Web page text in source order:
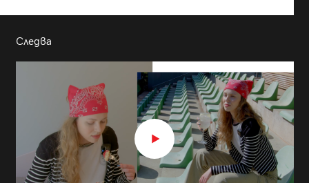
Следва